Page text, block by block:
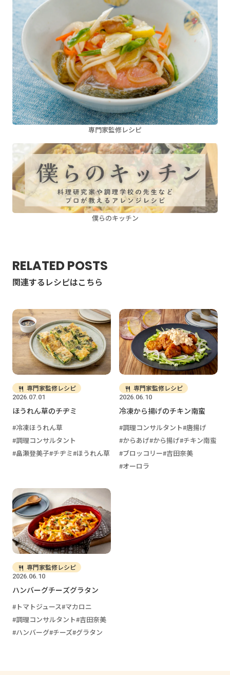
専門家監修レシピ
僕らのキッチン
RELATED POSTS
関連するレシピはこちら
2026.07.01
専門家監修レシピ
ほうれん草のチヂミ
冷凍ほうれん草
調理コンサルタント
畠瀬登美子 チヂミ ほうれん草
2026.06.10
専門家監修レシピ
冷凍から揚げのチキン南蛮
調理コンサルタント 唐揚げ
からあげ から揚げ チキン南蛮
ブロッコリー 吉田奈美
オーロラ
2026.06.10
専門家監修レシピ
ハンバーグチーズグラタン
トマトジュース マカロニ
調理コンサルタント 吉田奈美
ハンバーグ チーズ グラタン